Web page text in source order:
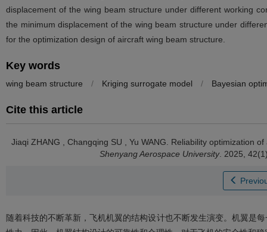
displacement of the wing beam structure under different working
the minimum displacement of the wing beam structure under
for the optimization design of aircraft wing beam structure.
Key words
wing beam structure / Kriging surrogate model / Bayesian
Cite this article
Jiaqi ZHANG Changqing SU Yu WANG
Reliability optimization
Shenyang Aerospace University. 2025,
随着科技的不断革新，飞机机翼的结构设计也不断发生演变。机翼是